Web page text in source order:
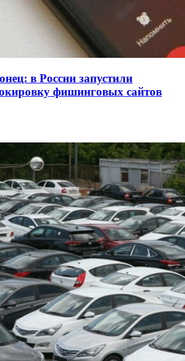
в России запустили
фишинговых сайтов